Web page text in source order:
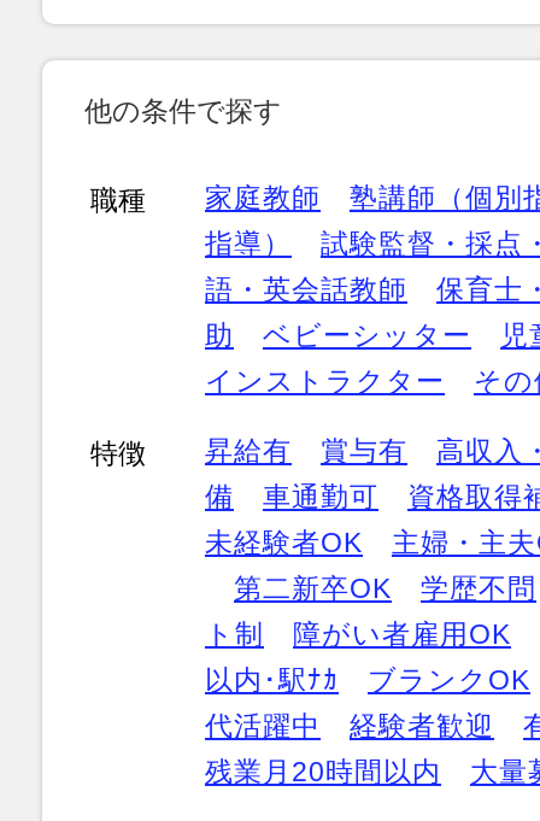
他の条件で探す
職種 家庭教師
塾講師（個別
指導）
試験監督・採点
語・英会話教師
保育士
助
ベビーシッター
児
インストラクター
そ
特徴 昇給有 賞与有
高収入
備
車通勤可
資格取得
未経験者OK
主婦・主
第二新卒OK
学歴不問
ト制
障がい者雇用OK
以内･駅ﾅｶ
ブランクOK
代活躍中
経験者歓迎
残業月20時間以内
大量